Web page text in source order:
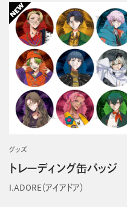
グッズ
トレーディング缶バッジ
I.ADORE（アイアドア）